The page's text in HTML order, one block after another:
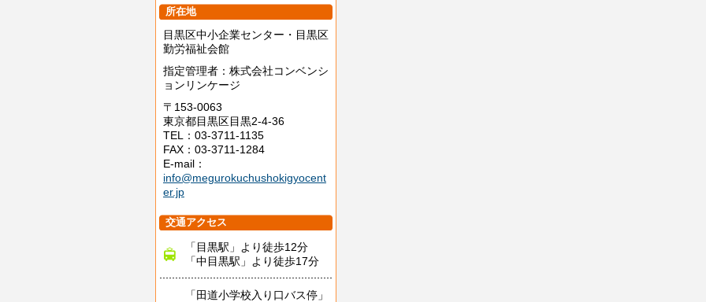
所在地
目黒区中小企業センター・目黒区
勤労福祉会館
指定管理者：株式会社コンベンシ
ョンリンケージ
〒153-0063
東京都目黒区目黒2-4-36
TEL：03-3711-1135
FAX：03-3711-1284
E-mail：
info@megurokuchushokigyocent
er.jp
交通アクセス
「目黒駅」より徒歩12分
「中目黒駅」より徒歩17分
「田道小学校入り口バス停」